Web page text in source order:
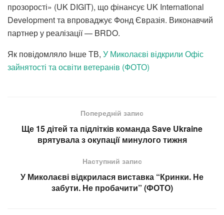
прозорості» (UK DIGIT), що фінансує UK International
Development та впроваджує Фонд Євразія. Виконавчий
партнер у реалізації — BRDO.
Як повідомляло Інше ТВ, У Миколаєві відкрили Офіс
зайнятості та освіти ветеранів (ФОТО)
Попередній запис
Ще 15 дітей та підлітків команда Save Ukraine
врятувала з окупації минулого тижня
Наступний запис
У Миколаєві відкрилася виставка “Кринки. Не
забути. Не пробачити” (ФОТО)